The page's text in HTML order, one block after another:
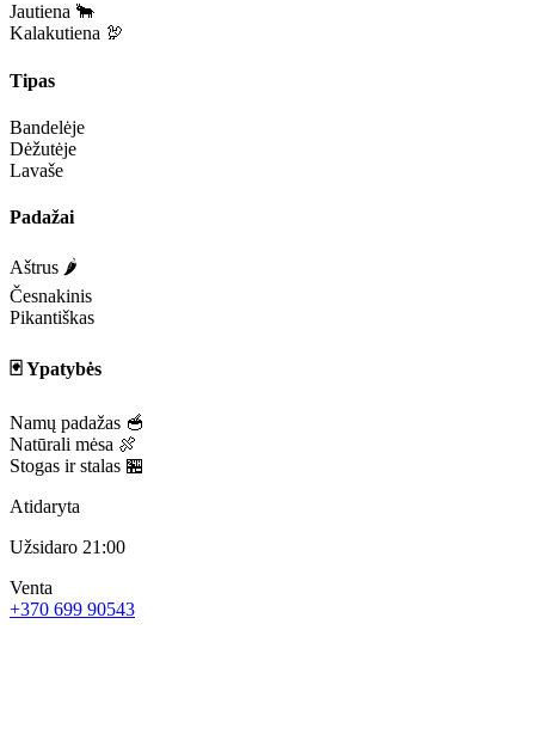
Jautiena 🐂
Kalakutiena 🦃
Tipas
Bandelėje
Dėžutėje
Lavaše
Padažai
Aštrus 🌶️
Česnakinis
Pikantiškas
🃏 Ypatybės
Namų padažas 🥣
Natūrali mėsa 🍖
Stogas ir stalas 🏪
Atidaryta
Užsidaro 21:00
Venta
+370 699 90543